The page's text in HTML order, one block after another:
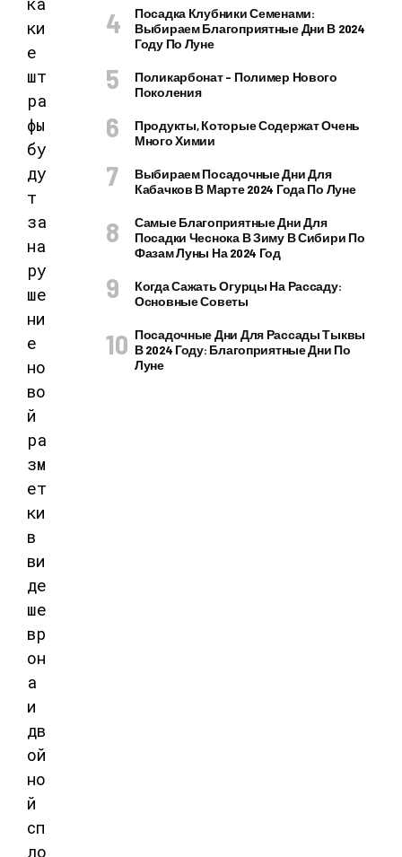
Посадка Клубники Семенами:
Выбираем Благоприятные Дни В 2024
Году По Луне
Поликарбонат – Полимер Нового
Поколения
Продукты, Которые Содержат Очень
Много Химии
Выбираем Посадочные Дни Для
Кабачков В Марте 2024 Года По Луне
Самые Благоприятные Дни Для
Посадки Чеснока В Зиму В Сибири По
Фазам Луны На 2024 Год
Когда Сажать Огурцы На Рассаду:
Основные Советы
Посадочные Дни Для Рассады Тыквы
В 2024 Году: Благоприятные Дни По
Луне